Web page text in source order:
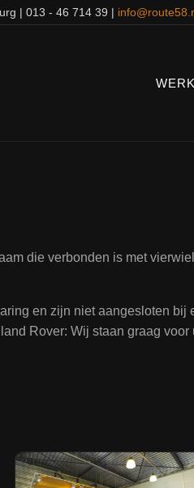
| 013 - 46 714 39 |
die verbonden is met
en zijn niet aangesloten bij
Rover: Wij staan graag voor